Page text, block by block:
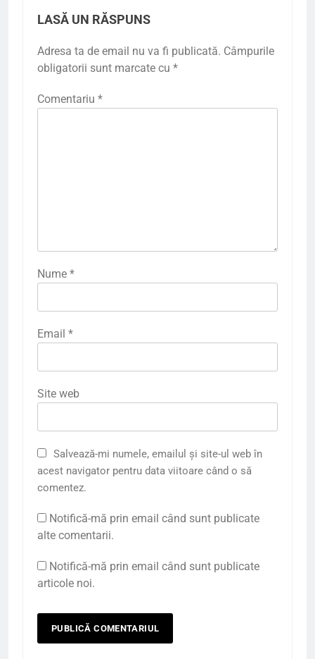
LASĂ UN RĂSPUNS
Adresa ta de email nu va fi publicată. Câmpurile
obligatorii sunt marcate cu *
Comentariu *
Nume *
Email *
Site web
Salvează-mi numele, emailul și site-ul web în
acest navigator pentru data viitoare când o să
comentez.
Notifică-mă prin email când sunt publicate
alte comentarii.
Notifică-mă prin email când sunt publicate
articole noi.